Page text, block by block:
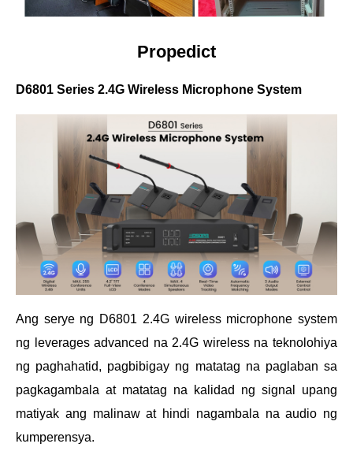
Propedict
D6801 Series 2.4G Wireless Microphone System
Ang serye ng D6801 2.4G wireless microphone system
ng leverages advanced na 2.4G wireless na teknolohiya
ng paghahatid, pagbibigay ng matatag na paglaban sa
pagkagambala at matatag na kalidad ng signal upang
matiyak ang malinaw at hindi nagambala na audio ng
kumperensya.